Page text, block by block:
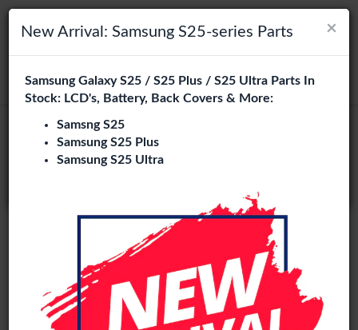
×
Wählen Sie Ihre Sprache
Es sieht so aus, als wären Sie in Vereinigte Staaten
Besuchen Sie
Navigation umschalten
suchen
Login
×
New Arrival: Samsung S25-series Parts
Samsung Galaxy S25 / S25 Plus / S25 Ultra Parts In
Stock: LCD's, Battery, Back Covers & More:
Samsng S25
Samsung S25 Plus
Samsung S25 Ultra